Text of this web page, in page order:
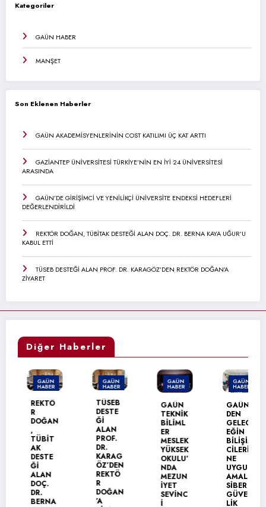
Kategoriler
GAÜN HABER
MANŞET
Son Eklenen Haberler
GAÜN AKADEMİSYENLERİNİN COST KATILIMI ÜÇ KAT ARTTI
GAZİANTEP ÜNİVERSİTESİ TÜRKİYE’NİN EN İYİ 24 ÜNİVERSİTESİ
ARASINDA
GAÜN’DE GİRİŞİMCİ VE YENİLİKÇİ ÜNİVERSİTE ENDEKSİ HEDEFLERİ
DEĞERLENDİRİLDİ
REKTÖR DOĞAN, TÜBİTAK DESTEĞİ ALAN DOÇ. DR. BERNA KAYA UĞUR’U
KABUL ETTİ
TÜSEB DESTEĞİ ALAN PROF. DR. KARAGÖZ’DEN REKTÖR DOĞAN’A
ZİYARET
Diğer Haberler
GAÜN
HABER
REKTÖ
DOĞAN
TÜBİT
AK
DESTE
Ğİ
ALAN
DOÇ.
DR.
BERNA
GAÜN
HABER
TÜSEB
DESTE
ALAN
PROF.
DR.
KARAG
ÖZ’DEN
REKTÖ
DOĞAN
GAÜN
HABER
GAÜN
TEKNİK
BİLİML
ER
MESLEK
YÜKSEK
OKULU’
NDA
MEZUN
İYET
SEVİNC
GAÜN
HABER
GAÜN’
DEN
GELEC
EĞİN
BİLİŞİM
CİLERİ
NE
UYGUL
AMALI
SİBER
GÜVEN
LİK